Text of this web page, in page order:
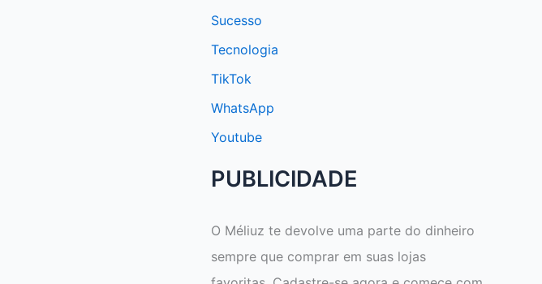
Sucesso
Tecnologia
TikTok
WhatsApp
Youtube
PUBLICIDADE
O Méliuz te devolve uma parte do dinheiro
sempre que comprar em suas lojas